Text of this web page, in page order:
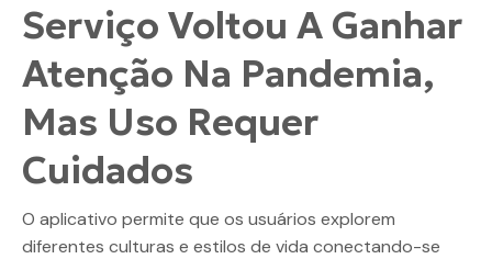
Serviço Voltou A Ganhar
Atenção Na Pandemia,
Mas Uso Requer
Cuidados
O aplicativo permite que os usuários explorem
diferentes culturas e estilos de vida conectando-se